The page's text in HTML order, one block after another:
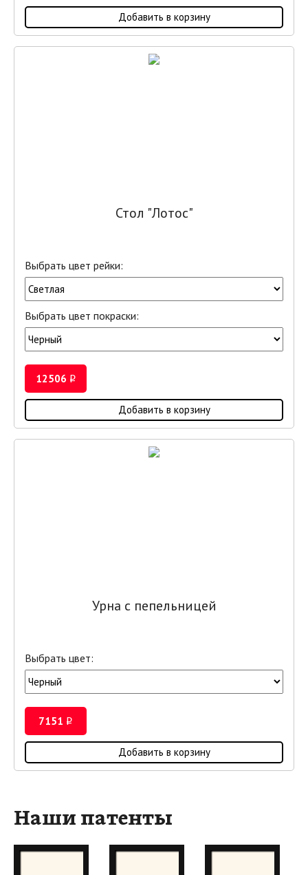
Добавить в корзину
Стол "Лотос"
Выбрать цвет рейки:
Выбрать цвет покраски:
12506 i
Добавить в корзину
Урна с пепельницей
Выбрать цвет:
7151 i
Добавить в корзину
Наши патенты